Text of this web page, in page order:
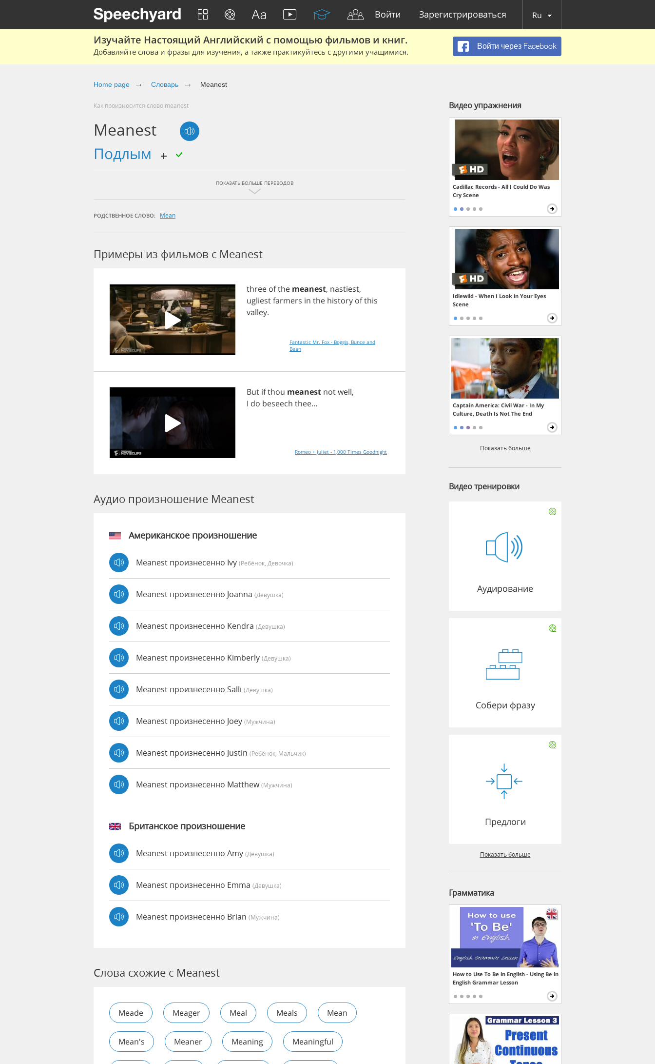
Войти Зарегистрироваться Ru
Изучайте Настоящий Английский с помощью фильмов и книг.
Добавляйте слова и фразы для изучения, а также практикуйтесь с другими учащимися.
Войти через Facebook
Home page Словарь Meanest
Как произносится слово meanest
Meanest
подлым
ПОКАЗАТЬ БОЛЬШЕ ПЕРЕВОДОВ
РОДСТВЕННОЕ СЛОВО: Mean
Примеры из фильмов c Meanest
three ofthe meanest, nastiest,
ugliestfarmers in the history ofthis
valley.
Fantastic Mr. Fox - Boggis, Bunce and
Bean
But ifthou meanest notwell,
I do beseech thee...
Romeo + Juliet - 1,000 Times Goodnight
Аудио произношение Meanest
Американское произношение
Meanest произнесенно Ivy (Ребёнок, Девочка)
Meanest произнесенно Joanna (девушка)
Meanest произнесенно Kendra (девушка)
Meanest произнесенно Kimberly (девушка)
Meanest произнесенно Salli (девушка)
Meanest произнесенно Joey (мужчина)
Meanest произнесенно Justin (Ребёнок, Мальчик)
Meanest произнесенно Matthew(мужчина)
Британское произношение
Meanest произнесенно Amy (девушка)
Meanest произнесенно Emma (девушка)
Meanest произнесенно Brian (мужчина)
Слова схожие с Meanest
Meade Meager Meal Meals Mean
Mean's Meaner Meaning Meaningful
Видео упражнения
Cadillac Records - All I Could Do Was
Cry Scene
Idlewild - When I Look in Your Eyes
Scene
Captain America: Civil War - In My
Culture, Death Is Not The End
Показать больше
Видео тренировки
Аудирование
Собери фразу
Предлоги
Показать больше
Грамматика
How to Use To Be in English - Using Be in
English Grammar Lesson